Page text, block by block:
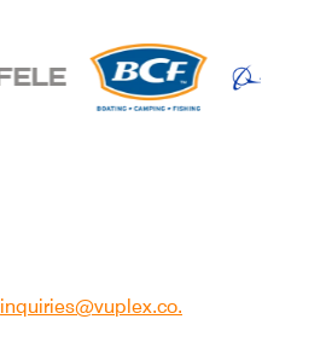
inquiries@vuplex.co.